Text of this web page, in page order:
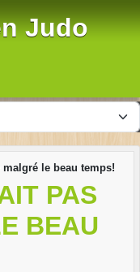
Judo
le beau temps!
PAS
BEAU